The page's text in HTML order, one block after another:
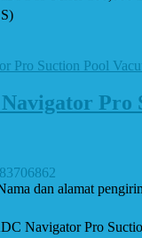
Pro
dan alamat
Navigator Pro